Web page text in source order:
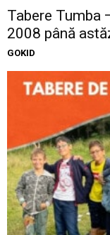
Tabere Tumba
2008 până
GOKID